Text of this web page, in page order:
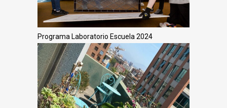
Programa Laboratorio Escuela 2024